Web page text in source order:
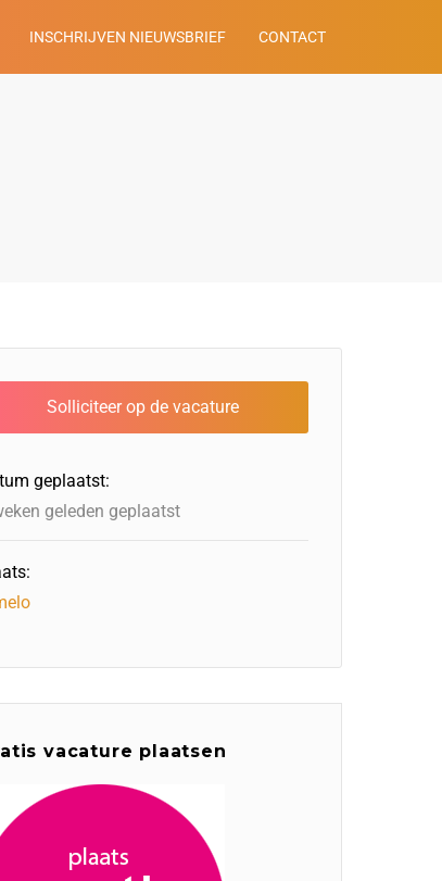
INSCHRIJVEN NIEUWSBRIEF CONTACT
geplaatst:
geleden geplaatst
vacature plaatsen